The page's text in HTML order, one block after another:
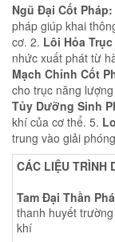
Ngũ Đại Cốt
pháp giúp khai
cơ. 2. Lôi Hỏa
nhức xuất phát từ
Mạch Chỉnh Cốt
cho trục năng
Tủy Dưỡng Sinh
khí của cơ thể. 5.
trung vào giải
CÁC LIỆU TRÌNH
Tam Đại Thần
thanh huyết
khí